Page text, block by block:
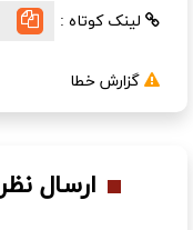
لینک کوتاه :
گزارش خطا
ارسال نظر